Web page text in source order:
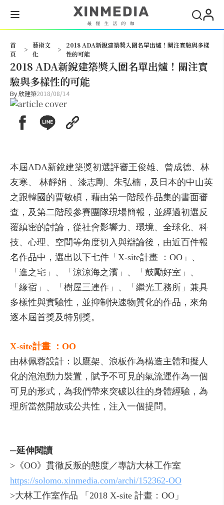
首
頁
>
藝術文
化
>
2018 ADA新銳建築獎入圍名單出爐！關注實驗與多樣
性的可能
2018 ADA新銳建築獎入圍名單出爐！關注實
驗與多樣性的可能
By欣建築2018/08/14
本屆ADA新銳建築獎初選評審王俊雄、曾成德、林
友寒、 林靜娟 、漆志剛、朱弘楠，及日本的中山英
之跟韓國的曹敏碩，藉由第一階段作品集的書面審
查，及第二階段參賽團隊現場簡報，並經過初選反
覆縝密的討論，從社會影響力、環境、全球化、科
技、心理、空間等角度切入與辯論後，由近百件報
名作品中，選出以下七件「X-site計畫 ：OO」、
「進之宅」、「涼涼海之濱」、「鼓勵好室」、
「緣宿」、「樹屋三連作」、「繼光工務所」兼具
多樣性與實驗性，並抑制快速物質化的作品，來角
逐本屆首獎及特別獎。
X-site計畫 ：OO
由林佩蓉設計：以鷹架、浪板作為構造主體和擬人
化的泡泡動力裝置，賦予不可見的氣流運作為一個
可見的形式，為我們帶來突破以往的身體經驗，為
理所當然開放或公共性，注入一個提問。
─延伸閱讀
>《OO》貫徹反叛的態度／專訪大林工作室
https://solomo.xinmedia.com/archi/152362-OO
>大林工作室作品 「2018 X-site 計畫：OO」